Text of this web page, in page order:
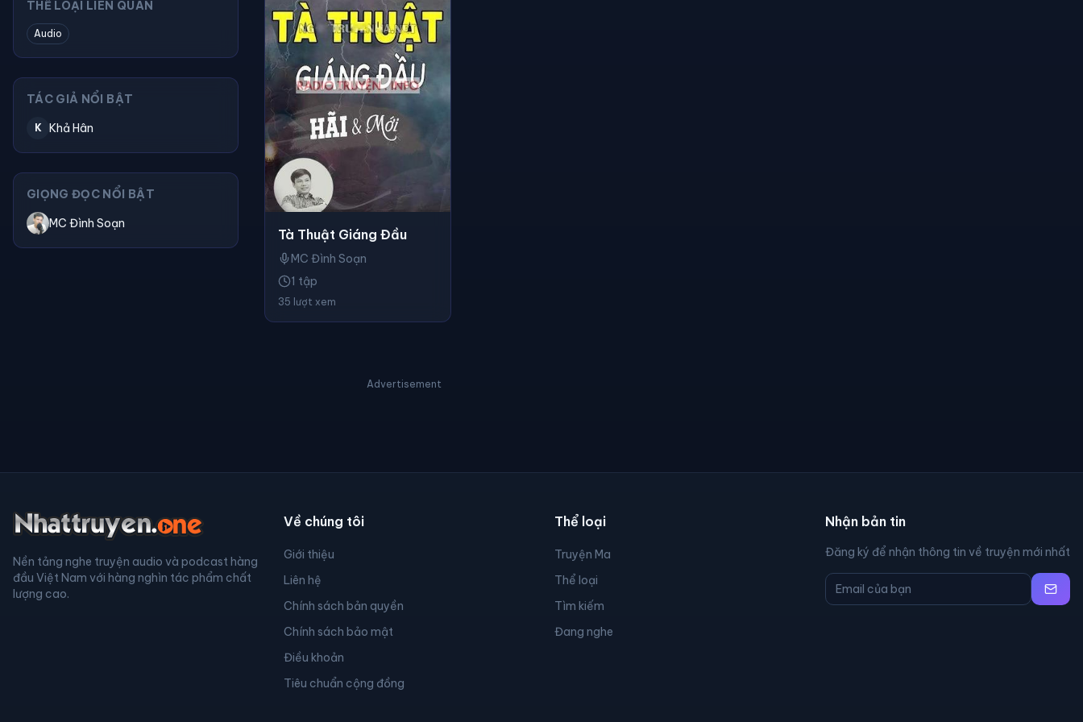
THỂ LOẠI LIÊN QUAN
Audio
TÁC GIẢ NỔI BẬT
K Khả Hân
GIỌNG ĐỌC NỔI BẬT
MC Đình Soạn
Tà Thuật Giáng Đầu
MC Đình Soạn
1 tập
35 lượt xem
Advertisement
Nền tảng nghe truyện audio và podcast hàng
đầu Việt Nam với hàng nghìn tác phẩm chất
lượng cao.
Về chúng tôi
Giới thiệu
Liên hệ
Chính sách bản quyền
Chính sách bảo mật
Điều khoản
Tiêu chuẩn cộng đồng
Thể loại
Truyện Ma
Thể loại
Tìm kiếm
Đang nghe
Nhận bản tin
Đăng ký để nhận thông tin về truyện mới nhất